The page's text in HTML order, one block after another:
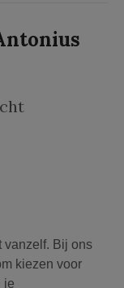
vanzelf. Bij ons
kiezen voor
je